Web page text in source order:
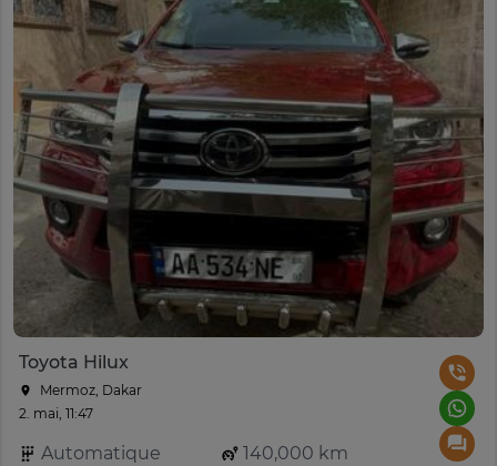
Toyota Hilux
Mermoz, Dakar
2. mai, 11:47
Automatique
140,000 km